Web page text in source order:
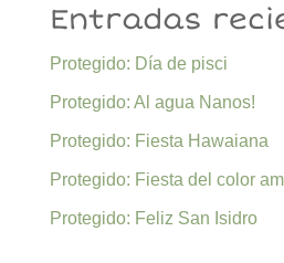
Entradas
Protegido: Día de pisci
Protegido: Al agua Nanos!
Protegido: Fiesta Hawaiana
Protegido: Fiesta del color
Protegido: Feliz San Isidro